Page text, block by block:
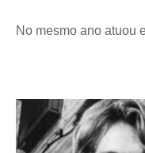
No mesmo ano atuou